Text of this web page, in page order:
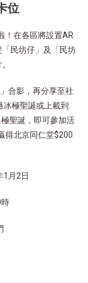
位
！在各區將設置AR
民坊仔」及「民坊
合影，再分享至社
極聖誕或上載到
聖誕，即可參加活
得北京同仁堂$200
1月2日